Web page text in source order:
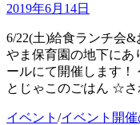
2019年6月14日
6/22(土)給食ランチ会
やま保育園の地下にあ
ールにて開催します
とじゃこのごはん ☆さ
イベント /イベント開